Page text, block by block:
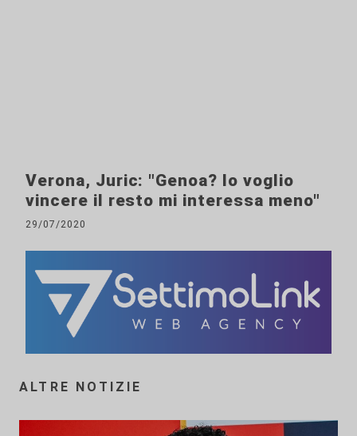
Verona, Juric: "Genoa? Io voglio
vincere il resto mi interessa meno"
29/07/2020
ALTRE NOTIZIE